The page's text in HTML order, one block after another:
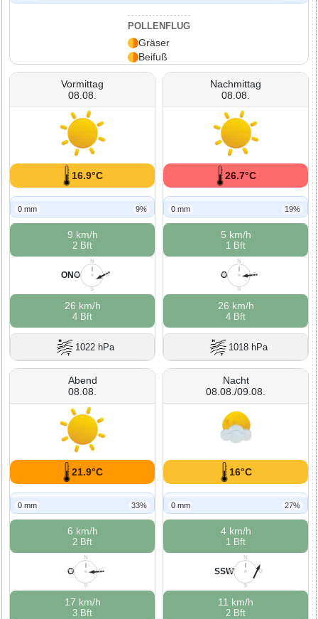
POLLENFLUG
Gräser
Beifuß
Vormittag
08.08.
16.9°C
0 mm 9%
9 km/h
2 Bft
N
O
S
W
ONO
26 km/h
4 Bft
1022 hPa
Nachmittag
08.08.
26.7°C
0 mm 19%
5 km/h
1 Bft
N
O
S
W
O
26 km/h
4 Bft
1018 hPa
Abend
08.08.
21.9°C
0 mm 33%
6 km/h
2 Bft
N
O
S
W
O
17 km/h
3 Bft
Nacht
08.08./09.08.
16°C
0 mm 27%
4 km/h
1 Bft
N
O
S
W
SSW
11 km/h
2 Bft